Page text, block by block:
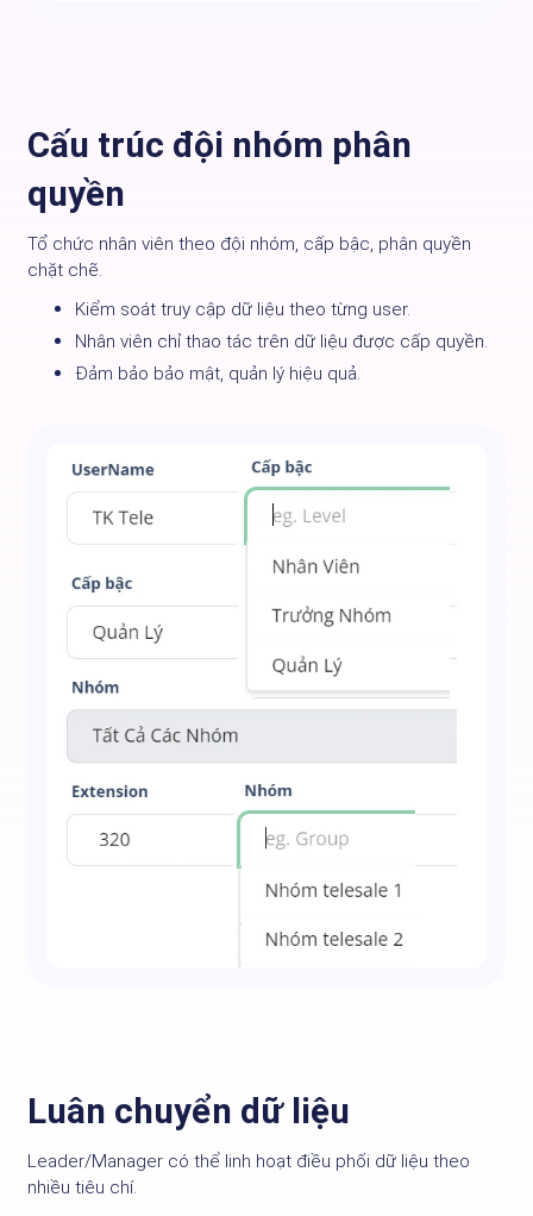
Cấu trúc đội nhóm phân
quyền
Tổ chức nhân viên theo đội nhóm, cấp bậc, phân quyền
chặt chẽ.
Kiểm soát truy cập dữ liệu theo từng user.
Nhân viên chỉ thao tác trên dữ liệu được cấp quyền.
Đảm bảo bảo mật, quản lý hiệu quả.
Luân chuyển dữ liệu
Leader/Manager có thể linh hoạt điều phối dữ liệu theo
nhiều tiêu chí.